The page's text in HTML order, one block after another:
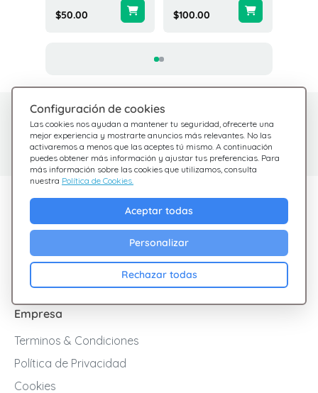
$50.00
$100.00
Configuración de cookies
Las cookies nos ayudan a mantener tu seguridad, ofrecerte una
mejor experiencia y mostrarte anuncios más relevantes. No las
activaremos a menos que las aceptes tú mismo. A continuación
puedes obtener más información y ajustar tus preferencias. Para
más información sobre las cookies que utilizamos, consulta
nuestra Política de Cookies.
Aceptar todas
Personalizar
Rechazar todas
¿Tienes dudas?
Estamos aquí para
ayudarte
Consulta nuestras
preguntas frecuentes
Descubre Giftsy
Ofertas
Cashback
Empresa
Terminos & Condiciones
Política de Privacidad
Cookies